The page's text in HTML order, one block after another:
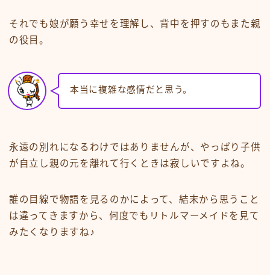
それでも娘が願う幸せを理解し、背中を押すのもまた親
の役目。
本当に複雑な感情だと思う。
永遠の別れになるわけではありませんが、やっぱり子供
が自立し親の元を離れて行くときは寂しいですよね。
誰の目線で物語を見るのかによって、結末から思うこと
は違ってきますから、何度でもリトルマーメイドを見て
みたくなりますね♪